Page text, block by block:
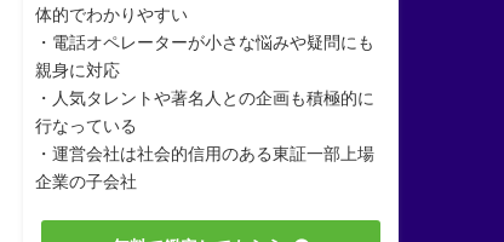
体的でわかりやすい
・電話オペレーターが小さな悩みや疑問にも
親身に対応
・人気タレントや著名人との企画も積極的に
行なっている
・運営会社は社会的信用のある東証一部上場
企業の子会社